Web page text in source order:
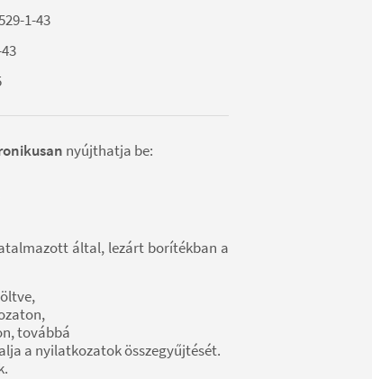
1-43
nyújthatja be:
által, lezárt borítékban a
továbbá
a nyilatkozatok összegyűjtését.